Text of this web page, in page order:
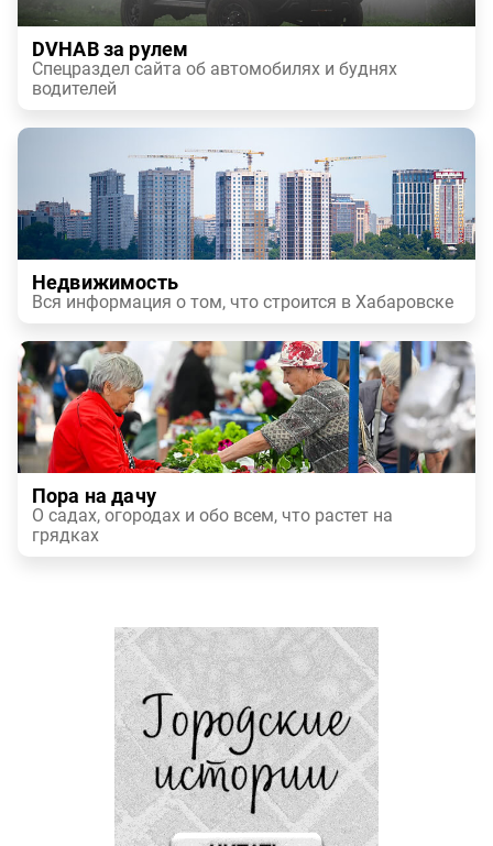
DVHAB за рулем
Спецраздел сайта об автомобилях и буднях
водителей
Недвижимость
Вся информация о том, что строится в Хабаровске
Пора на дачу
О садах, огородах и обо всем, что растет на
грядках